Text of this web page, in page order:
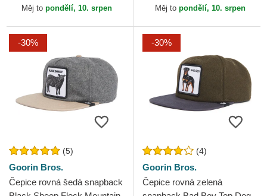
Bros.Měj to pondělí, 10. srpen Měj to pondělí, 10. srpen
-30%
(5)
Goorin Bros.
Čepice rovná šedá snapback
-30%
(4)
Goorin Bros.
Čepice rovná zelená